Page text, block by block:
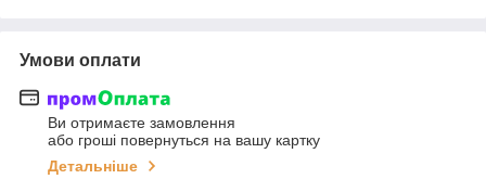
Умови оплати
Ви отримаєте замовлення
або гроші повернуться на вашу картку
Детальніше